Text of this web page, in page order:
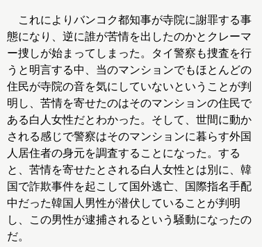
これによりバンコク都知事が寺院に謝罪する事
態になり、逆に誰が苦情を出したのかとクレーマ
ー捜しが始まってしまった。タイ警察も捜査を行
うと明言する中、当のマンションでもほとんどの
住民が寺院の音を気にしていないということが判
明し、苦情を寄せたのはそのマンションの住民で
ある白人女性だとわかった。そして、世間に動か
される感じで警察はそのマンションに暮らす外国
人居住者の身元を調査することになった。する
と、苦情を寄せたとされる白人女性とは別に、韓
国で詐欺事件を起こして国外逃亡、国際指名手配
中だった韓国人男性が潜伏していることが判明
し、この男性が逮捕されるという騒動になったの
だ。